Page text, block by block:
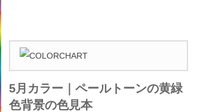
5月カラー｜ペールトーンの黄緑
色背景の色見本